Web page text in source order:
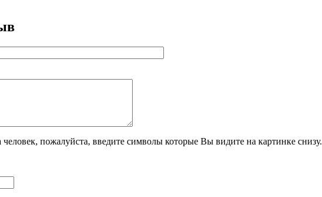
пожалуйста, введите символы которые Вы видите на картинке снизу.